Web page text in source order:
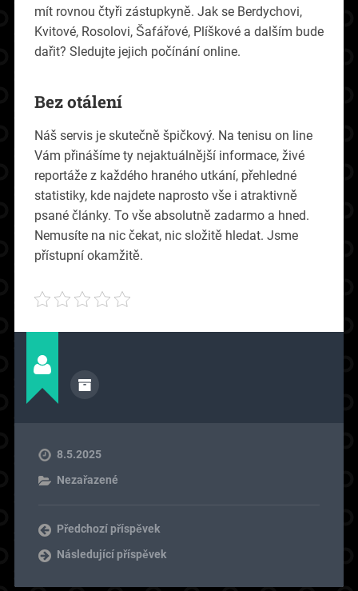
mít rovnou čtyři zástupkyně. Jak se Berdychovi,
Kvitové, Rosolovi, Šafářové, Plíškové a dalším bude
dařit? Sledujte jejich počínání online.
Bez otálení
Náš servis je skutečně špičkový. Na tenisu on line
Vám přinášíme ty nejaktuálnější informace, živé
reportáže z každého hraného utkání, přehledné
statistiky, kde najdete naprosto vše i atraktivně
psané články. To vše absolutně zadarmo a hned.
Nemusíte na nic čekat, nic složitě hledat. Jsme
přístupní okamžitě.
8.5.2025
Nezařazené
Předchozí příspěvek
Následující příspěvek